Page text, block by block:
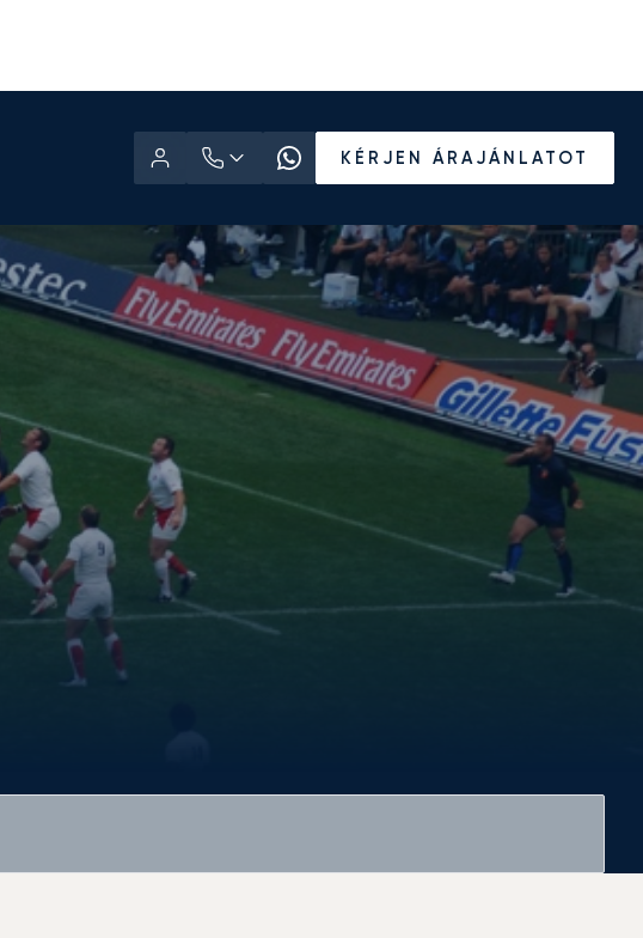
KÉRJEN ÁRAJÁNLATOT